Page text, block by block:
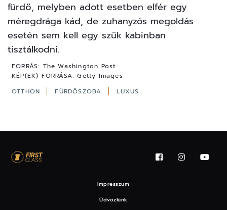
fürdő, melyben adott esetben elfér egy
méregdrága kád, de zuhanyzós megoldás
esetén sem kell egy szűk kabinban
tisztálkodni.
FORRÁS: The Washington Post
KÉP(EK) FORRÁSA: Getty Images
OTTHON
FÜRDŐSZOBA LUXUS
Impresszum
Üdvözlünk